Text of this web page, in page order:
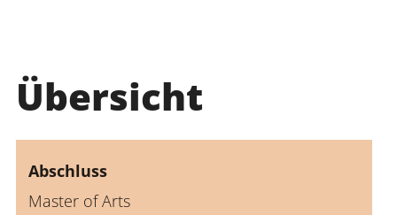
Übersicht
Abschluss
Master of Arts